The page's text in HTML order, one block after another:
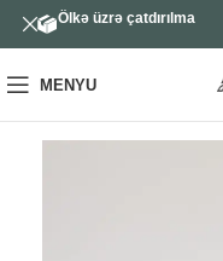
MENYU
Ölkə üzrə çatdırılma